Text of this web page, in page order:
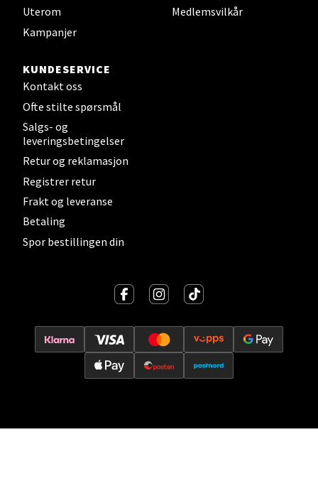
Uterom
Kampanjer
Medlemsvilkår
KUNDESERVICE
Kontakt oss
Ofte stilte spørsmål
Salgs- og
leveringsbetingelser
Retur og reklamasjon
Registrer retur
Frakt og leveranse
Betaling
Spor bestillingen din
Åpent i dag 10-17
Oslo - Thon Senter Storo
Vitaminveien 7 - 9, 0485 Oslo
Åpent i dag 10-21
0 i butikk
Lillehammer - Strandtorget
Strandtorget, 2609 Lillehammer
Åpent i dag 09-20